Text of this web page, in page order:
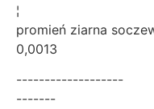
¦
promień ziarna
0,0013
-------------------
-------